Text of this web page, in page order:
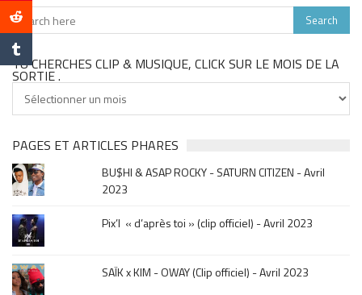
TU CHERCHES CLIP & MUSIQUE, CLICK SUR LE MOIS DE LA
SORTIE .
cherches
&
musique,
click
sur
le
mois
de
la
sortie
PAGES ET ARTICLES PHARES
BU$HI & ASAP ROCKY - SATURN CITIZEN - Avril
2023
Pix’l « d’après toi » (clip officiel) - Avril 2023
SAÏK x KIM - OWAY (Clip officiel) - Avril 2023